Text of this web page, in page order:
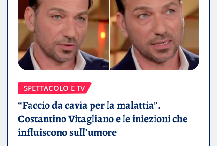
SPETTACOLO E TV
“Faccio da cavia per la malattia”.
Costantino Vitagliano e le iniezioni che
influiscono sull’umore